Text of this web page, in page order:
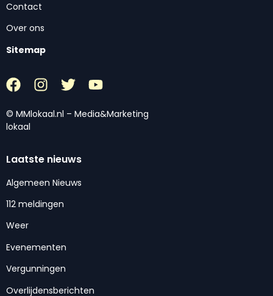
Contact
Over ons
Sitemap
© MMlokaal.nl – Media&Marketing
lokaal
Laatste nieuws
Algemeen Nieuws
112 meldingen
Weer
Evenementen
Vergunningen
Overlijdensberichten